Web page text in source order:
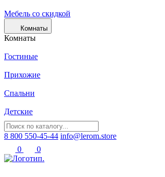
Мебель со скидкой
Комнаты
Комнаты
Гостиные
Прихожие
Спальни
Детские
8 800 550-45-44 info@lerom.store
0
0